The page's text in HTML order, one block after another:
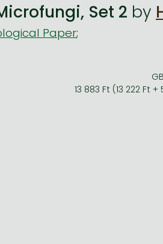
Set 2 by
Paper;
13 883 Ft (13 222 Ft +